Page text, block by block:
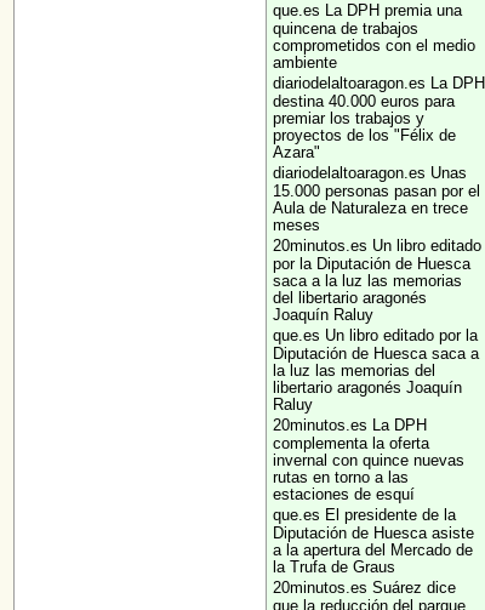
que.es La DPH premia una
quincena de trabajos
comprometidos con el medio
ambiente
diariodelaltoaragon.es La DPH
destina 40.000 euros para
premiar los trabajos y
proyectos de los "Félix de
Azara"
diariodelaltoaragon.es Unas
15.000 personas pasan por el
Aula de Naturaleza en trece
meses
20minutos.es Un libro editado
por la Diputación de Huesca
saca a la luz las memorias
del libertario aragonés
Joaquín Raluy
que.es Un libro editado por la
Diputación de Huesca saca a
la luz las memorias del
libertario aragonés Joaquín
Raluy
20minutos.es La DPH
complementa la oferta
invernal con quince nuevas
rutas en torno a las
estaciones de esquí
que.es El presidente de la
Diputación de Huesca asiste
a la apertura del Mercado de
la Trufa de Graus
20minutos.es Suárez dice
que la reducción del parque